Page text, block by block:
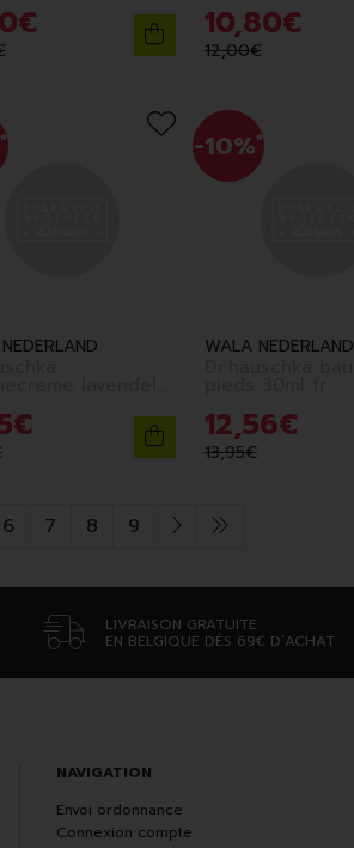
€ 10,80€
12,00€
*
€
-10%*
WALA NEDERLAND
12,56€
13,95€
6 7 8 9
LIVRAISON GRATUITE
EN BELGIQUE DÈS 69€ D’ACHAT
NAVIGATION
Envoi ordonnance
Connexion compte